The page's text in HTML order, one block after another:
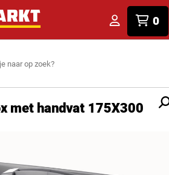
0
met handvat 175X300